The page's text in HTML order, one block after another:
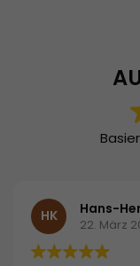
HK Hans-
22. März